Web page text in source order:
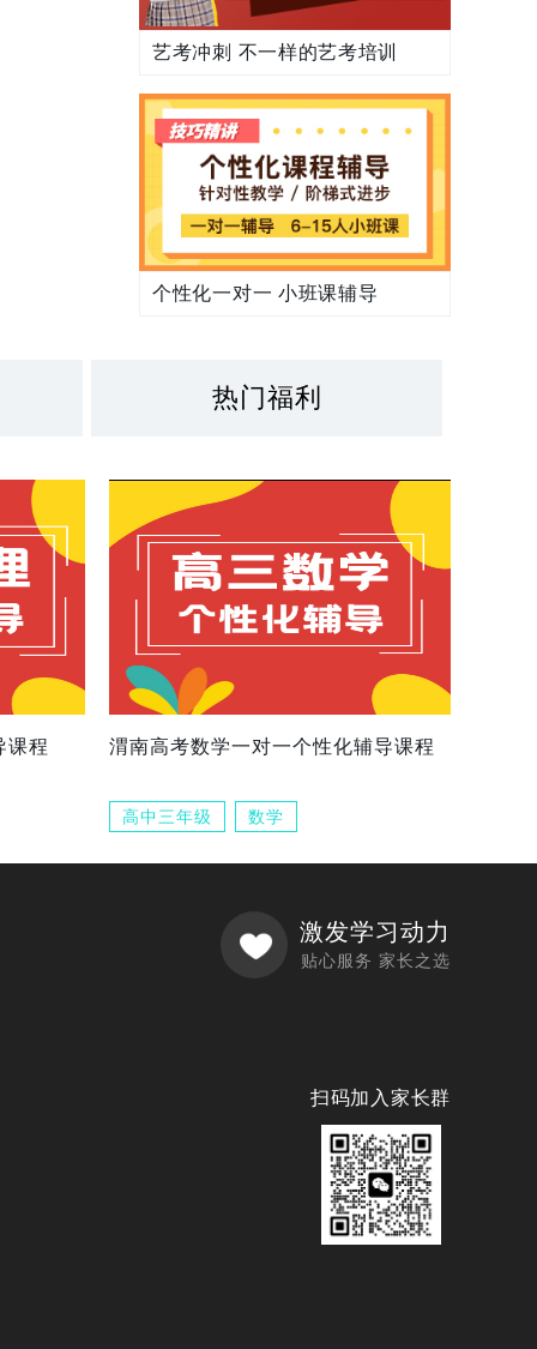
艺考冲刺 不一样的艺考培训
个性化一对一 小班课辅导
热门福利
课程 渭南高考数学一对一个性化辅导课程
高中三年级 数学
激发学习动力
贴心服务 家长之选
扫码加入家长群